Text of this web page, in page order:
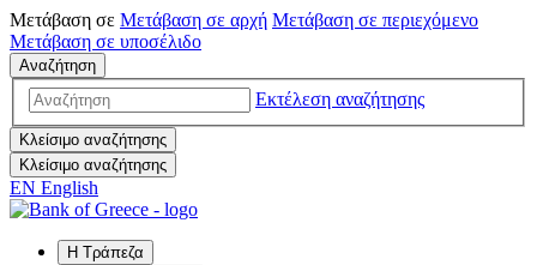
Μετάβαση σε Μετάβαση σε αρχή Μετάβαση σε περιεχόμενο
Μετάβαση σε υποσέλιδο
Αναζήτηση
Εκτέλεση αναζήτησης
Κλείσιμο αναζήτησης
Κλείσιμο αναζήτησης
EN English
Η Τράπεζα